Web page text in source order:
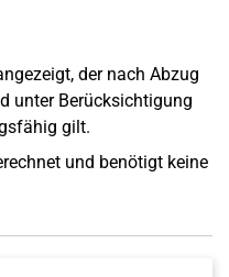
der nach Abzug
unter Berücksichtigung
gilt.
und benötigt keine